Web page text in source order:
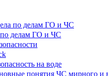
по делам ГО и ЧС
по делам ГО и ЧС
на воде
понятия ЧС мирного и